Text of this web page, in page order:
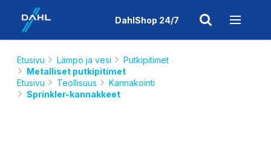
DahlShop 24/7
Etusivu Lämpö ja vesi
Putkipitimet
Metalliset putkipitimet
Etusivu
Teollisuus
Kannakointi
Sprinkler-kannakkeet